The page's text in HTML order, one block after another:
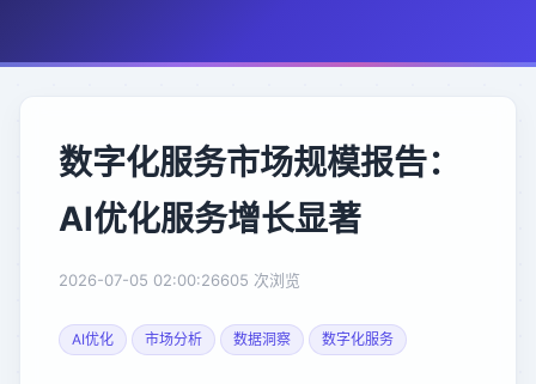
数字化服务市场规模报告：
AI优化服务增长显著
2026-07-05 02:00:26605 次浏览
AI优化 市场分析 数据洞察 数字化服务